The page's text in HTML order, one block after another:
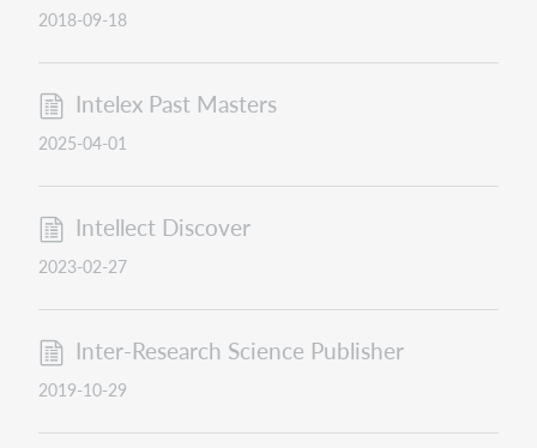
2018-09-18
Intelex Past Masters
2025-04-01
Intellect Discover
2023-02-27
Inter-Research Science Publisher
2019-10-29